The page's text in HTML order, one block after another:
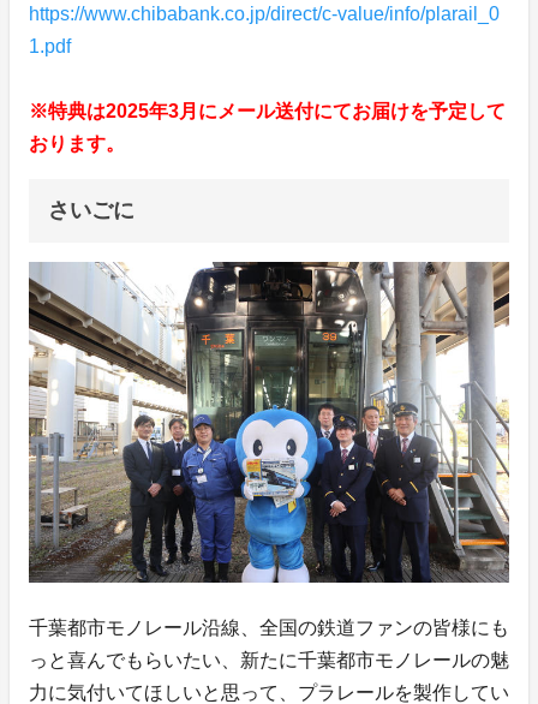
https://www.chibabank.co.jp/direct/c-value/info/plarail_0
1.pdf
※特典は2025年3月にメール送付にてお届けを予定して
おります。
さいごに
千葉都市モノレール沿線、全国の鉄道ファンの皆様にも
っと喜んでもらいたい、新たに千葉都市モノレールの魅
力に気付いてほしいと思って、プラレールを製作してい